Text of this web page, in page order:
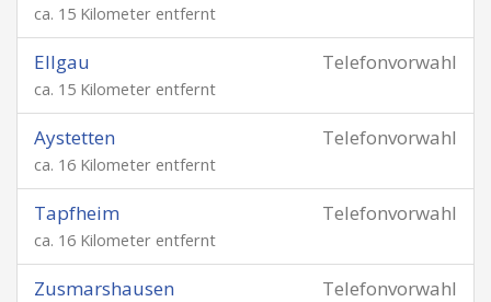
ca. 15 Kilometer entfernt
Telefonvorwahl
Ellgau
ca. 15 Kilometer entfernt
Telefonvorwahl
Aystetten
ca. 16 Kilometer entfernt
Telefonvorwahl
Tapfheim
ca. 16 Kilometer entfernt
Telefonvorwahl
Zusmarshausen